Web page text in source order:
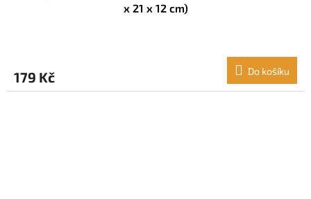
x 21 x 12 cm)
179 Kč Do košíku